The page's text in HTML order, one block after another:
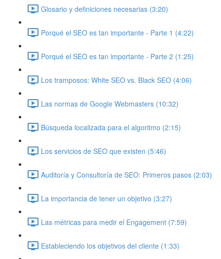
Glosario y definiciones necesarias (3:20)
Porqué el SEO es tan importante - Parte 1 (4:22)
Porqué el SEO es tan importante - Parte 2 (1:25)
Los tramposos: White SEO vs. Black SEO (4:06)
Las normas de Google Webmasters (10:32)
Búsqueda localizada para el algoritmo (2:15)
Los servicios de SEO que existen (5:46)
Auditoría y Consultoría de SEO: Primeros pasos (2:03)
La importancia de tener un objetivo (3:27)
Las métricas para medir el Engagement (7:59)
Estableciendo los objetivos del cliente (1:33)